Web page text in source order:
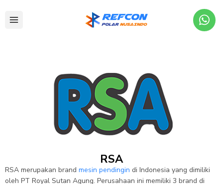
RSA
RSA merupakan brand mesin pendingin di Indonesia yang dimiliki
oleh PT Royal Sutan Agung. Perusahaan ini memiliki 3 brand di